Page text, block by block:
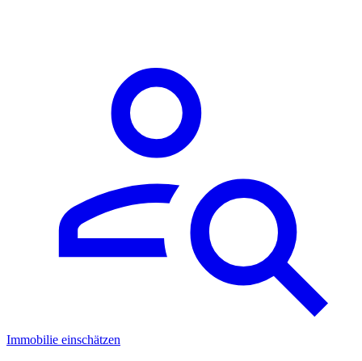
Immobilie einschätzen